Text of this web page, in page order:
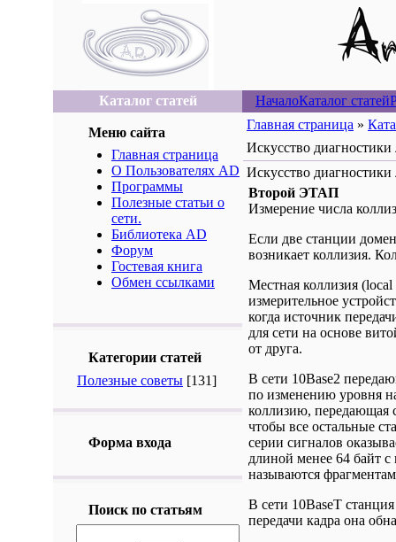
Каталог статей НачалоКаталог статей
Меню сайта
Главная страница
О Пользователях AD
Программы
Полезные статьи о
сети.
Библиотека AD
Форум
Гостевая книга
Обмен ссылками
Категории статей
Полезные советы [131]
Форма входа
Поиск по статьям
Главная страница »
Искусство диагностики
Искусство диагностики
Второй ЭТАП
Измерение числа
Если две станции
возникает коллизия.
Местная коллизия
измерительное
когда источник
для сети на основе
от друга.
В сети 10Base2
по изменению уровня
коллизию, передающая
чтобы все остальные
серии сигналов
длиной менее 64 байт
называются
В сети 10BaseT
передачи кадра она